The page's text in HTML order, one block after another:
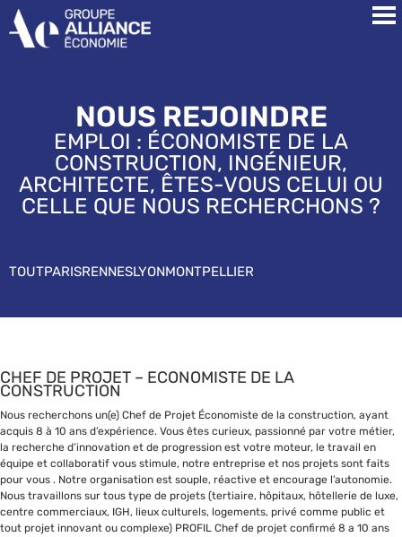
NOUS REJOINDRE
EMPLOI : ÉCONOMISTE DE LA
CONSTRUCTION, INGÉNIEUR,
ARCHITECTE, ÊTES-VOUS CELUI OU
CELLE QUE NOUS RECHERCHONS ?
TOUTPARISRENNESLYONMONTPELLIER
CHEF DE PROJET – ECONOMISTE DE LA
CONSTRUCTION
Nous recherchons un(e) Chef de Projet Économiste de la construction, ayant
acquis 8 à 10 ans d’expérience. Vous êtes curieux, passionné par votre métier,
la recherche d’innovation et de progression est votre moteur, le travail en
équipe et collaboratif vous stimule, notre entreprise et nos projets sont faits
pour vous . Notre organisation est souple, réactive et encourage l’autonomie.
Nous travaillons sur tous type de projets (tertiaire, hôpitaux, hôtellerie de luxe,
centre commerciaux, IGH, lieux culturels, logements, privé comme public et
tout projet innovant ou complexe) PROFIL Chef de projet confirmé 8 a 10 ans